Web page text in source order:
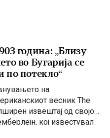
година: „Близу
во Бугарија се
по потекло“
на
весник The
извештај од својот
кој известувал
македонското